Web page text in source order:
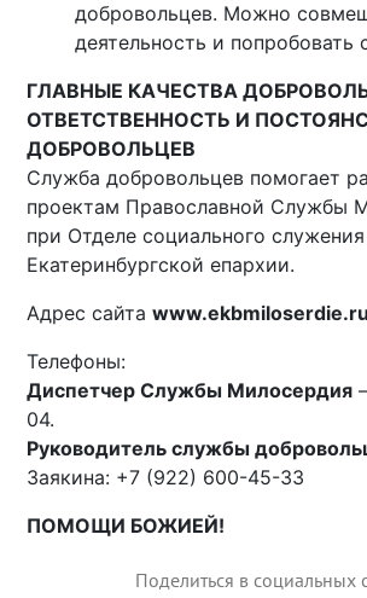
добровольцев. Можно
деятельность и попробовать
ГЛАВНЫЕ КАЧЕСТВА
ОТВЕТСТВЕННОСТЬ И
ДОБРОВОЛЬЦЕВ
Служба добровольцев помогает
проектам Православной Службы
при Отделе социального служения
Екатеринбургской епархии.
Адрес сайтаwww.ekbmiloserdie.ru
Телефоны:
Диспетчер Службы Милосердия
04.
Руководитель службы
Заякина: +7 (922) 600-45-33
ПОМОЩИ БОЖИЕЙ!
Поделиться в социальных